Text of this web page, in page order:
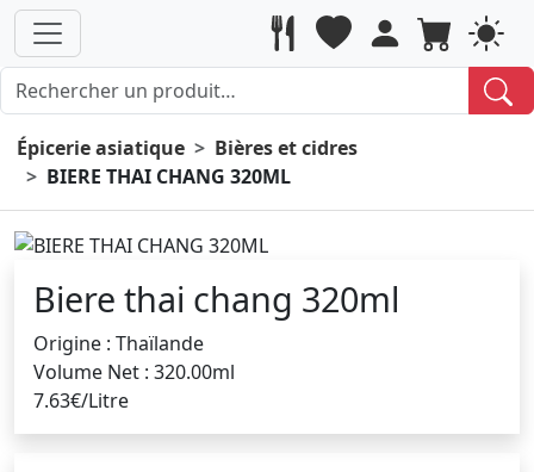
Épicerie asiatique
Bières et cidres
BIERE THAI CHANG 320ML
Biere thai chang 320ml
Origine : Thaïlande
Volume Net : 320.00ml
7.63€/Litre